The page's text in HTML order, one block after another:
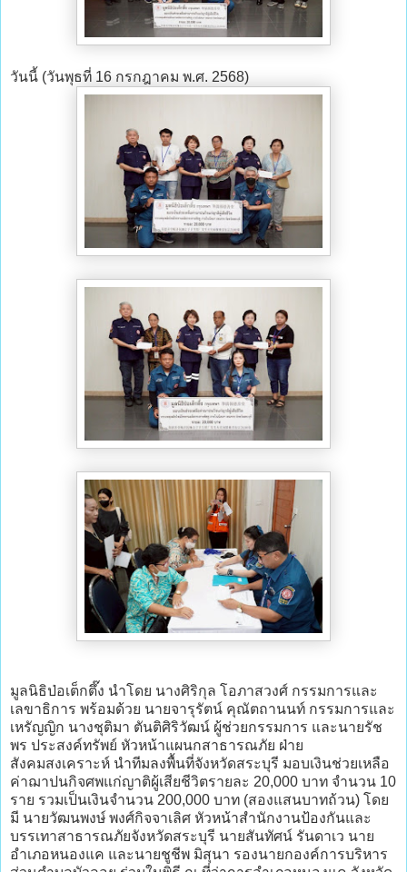
วันนี้ (วันพุธที่ 16 กรกฎาคม พ.ศ. 2568)
มูลนิธิป่อเต็กตึ๊ง นำโดย นางศิริกุล โอภาสวงศ์ กรรมการและ
เลขาธิการ พร้อมด้วย นายจารุรัตน์ คุณัตถานนท์ กรรมการและ
เหรัญญิก นางชุติมา ตันติศิริวัฒน์ ผู้ช่วยกรรมการ และนายรัช
พร ประสงค์ทรัพย์ หัวหน้าแผนกสาธารณภัย ฝ่าย
สังคมสงเคราะห์ นำทีมลงพื้นที่จังหวัดสระบุรี มอบเงินช่วยเหลือ
ค่าฌาปนกิจศพแก่ญาติผู้เสียชีวิตรายละ 20,000 บาท จำนวน 10
ราย รวมเป็นเงินจำนวน 200,000 บาท (สองแสนบาทถ้วน) โดย
มี นายวัฒนพงษ์ พงศ์กิจจาเลิศ หัวหน้าสำนักงานป้องกันและ
บรรเทาสาธารณภัยจังหวัดสระบุรี นายสันทัศน์ รันดาเว นาย
อำเภอหนองแค และนายชูชีพ มิสุนา รองนายกองค์การบริหาร